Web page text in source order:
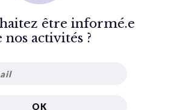
être informé.e
nos activités ?